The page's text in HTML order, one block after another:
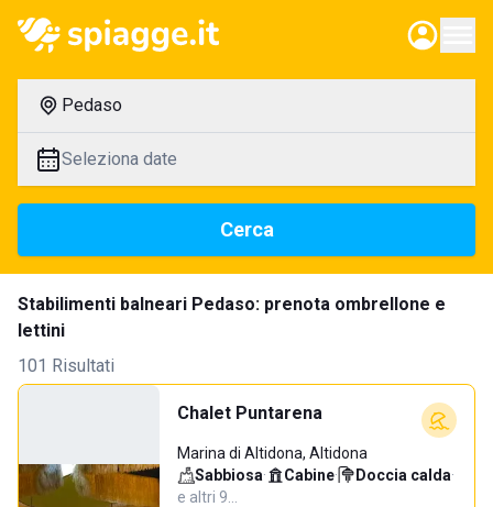
Pedaso
Seleziona date
Cerca
Stabilimenti balneari Pedaso: prenota ombrellone e
lettini
101 Risultati
Chalet Puntarena
Marina di Altidona, Altidona
Sabbiosa· Cabine· Doccia calda·
e altri 9…